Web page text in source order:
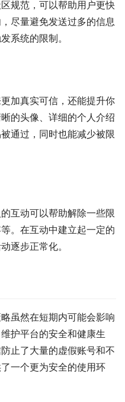
规范，可以帮助用户更快
尽量避免发送过多的信息
系统的限制。
加真实可信，还能提升你
的头像、详细的个人介绍
通过，同时也能减少被限
互动可以帮助解除一些限
。在互动中建立起一定的
逐步正常化。
虽然在短期内可能会影响
护平台的安全和健康生
止了大量的虚假账号和不
一个更为安全的使用环